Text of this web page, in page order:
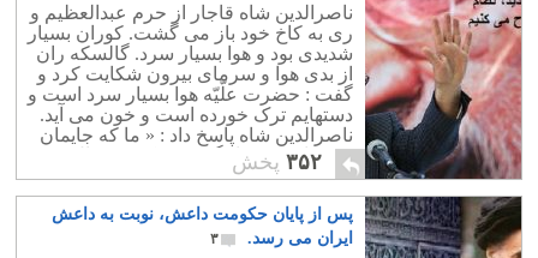
ناصرالدین شاه قاجار از حرم عبدالعظیم و
ری به کاخ خود باز می گشت. کوران بسیار
شدیدی بود و هوا بسیار سرد. گالسکه ران
از بدی هوا و سرمای بیرون شکایت کرد و
گفت : حضرت علّیّه هوا بسیار سرد است و
دستهایم ترک خورده است و خون می آید.
ناصرالدین شاه پاسخ داد : « ما که جایمان
بدست چنین شاه بی عرضه و احمقی اداره
شد! جایش خوب بود! به همین حال است
جایگاه امثال روحانی و زیباکلام. اینها هم
جایشان گرم است.
۳۵۲ پخش
پس از پایان حکومت داعش، نوبت به داعش
ایران می رسد.
۳